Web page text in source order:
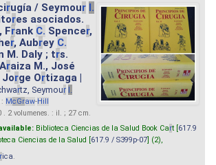
rugía / Seymour I.
res asociados.
Frank C. Spencer,
r, Aubrey C.
M. Daly ; trs.
raiza M., José
Jorge Ortizaga |
rtz, Seymour I.
McGraw-Hill
. 2 volumenes. : il. ; 27 cm.
Biblioteca Ciencias de la Salud Book Cart [ 617.9
Ciencias de la Salud [ 617.9 / S399p-07 ] (2),
rica